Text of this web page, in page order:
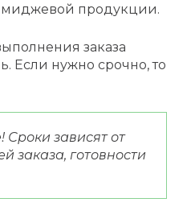
продукции.
заказа
Если нужно срочно, то
Сроки зависят от
заказа, готовности